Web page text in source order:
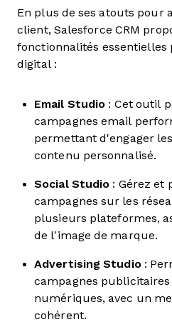
En plus de ses atouts pour
client, Salesforce CRM
fonctionnalités essentielles
digital :
Email Studio : Cet outil
campagnes email
permettant d'engager
contenu personnalisé.
Social Studio : Gérez et
campagnes sur les
plusieurs plateformes,
de l'image de marque.
Advertising Studio:
campagnes
numériques, avec un
cohérent.